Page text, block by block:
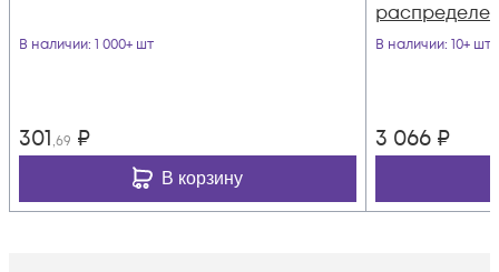
В наличии: 1 000+ шт
301,69 ₽
В корзину
цвет-черный
В наличии: 10+ шт
3 066 ₽